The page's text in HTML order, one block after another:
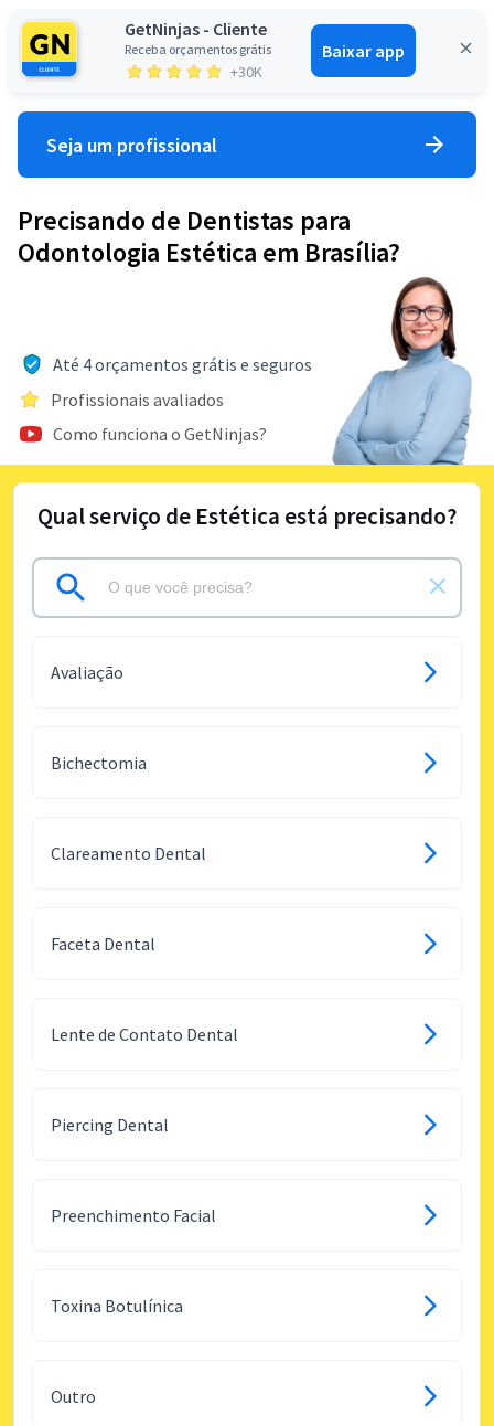
GetNinjas - Cliente
Receba orçamentos grátis
+30K
Baixar app
Entrar
Seja um profissional
Precisando de Dentistas para
Odontologia Estética em Brasília?
Até 4 orçamentos grátis e seguros
Profissionais avaliados
Como funciona o GetNinjas?
Qual serviço de Estética está precisando?
Avaliação
Bichectomia
Clareamento Dental
Faceta Dental
Lente de Contato Dental
Piercing Dental
Preenchimento Facial
Toxina Botulínica
Outro